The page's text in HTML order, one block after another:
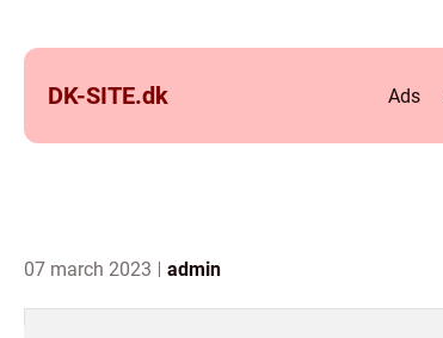
DK-SITE.dk Ads
07 march 2023 admin